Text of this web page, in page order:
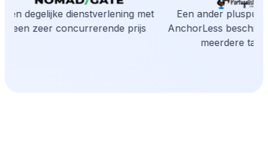
Een degelijke dienstverlening met
een zeer concurrerende prijs
Een ander pluspunt
AnchorLess
meerdere talen